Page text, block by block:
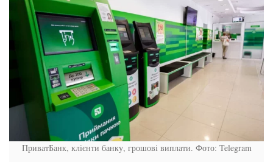
ПриватБанк, клієнти банку, грошові виплати. Фото: Telegram